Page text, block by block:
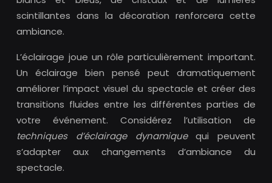
scintillantes dans la décoration renforcera cette
ambiance.
L’éclairage joue un rôle particulièrement important.
Un éclairage bien pensé peut dramatiquement
améliorer l’impact visuel du spectacle et créer des
transitions fluides entre les différentes parties de
votre événement. Considérez l’utilisation de
techniques d’éclairage dynamiquequi peuvent
s’adapter aux changements d’ambiance du
spectacle.